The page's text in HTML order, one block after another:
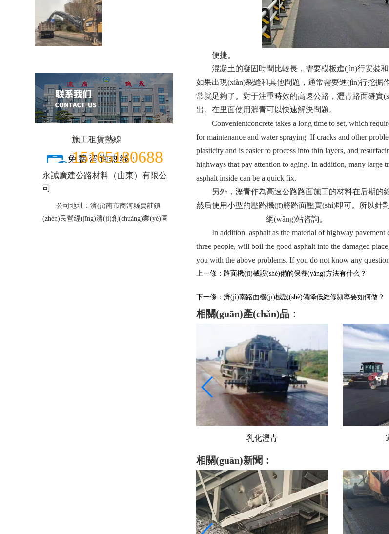
施工租賃熱線
15165180688
永誠廣建公路材料（山東）有限公
司
公司地址：濟(jì)南市商河縣賈莊鎮
(zhèn)民營經(jīng)濟(jì)創(chuàng)業(yè)園
便捷。
混凝土的凝固時間比較長，需要模板進(jìn)行安裝和
如果出現(xiàn)裂縫和其他問題，通常需要進(jìn)行挖掘
常就足夠了。對于注重時效的高速公路，瀝青路面確實
出。在里面使用瀝青可以快速解決問題。
Convenientconcrete takes a long time to set, which
for maintenance and water spraying. If cracks and other
plasticity and is easier to process into thin layers, and
highways that pay attention to aging. In addition, many large
asphalt inside can be a quick fix.
另外，瀝青作為高速公路路面施工的材料在后期的
然后使用小型的壓路機(jī)將路面壓實(shí)即可。所以針對
網(wǎng)站咨詢。
In addition, asphalt as the material of highway pavement
three people, will boil the good asphalt into the damaged
you with the above problems. If you do not know any
上一條：路面機(jī)械設(shè)備的保養(yǎng)方法有什么？
下一條：濟(jì)南路面機(jī)械設(shè)備降低維修頻率要如何做？
相關(guān)產(chǎn)品：
道路工程施工
相關(guān)新聞：